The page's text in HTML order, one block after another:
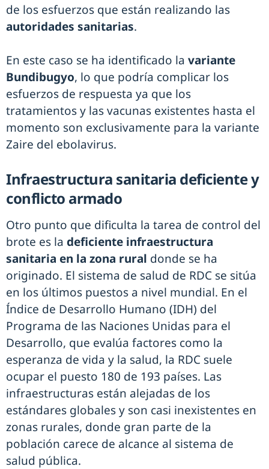
de los esfuerzos que están realizando las
autoridades sanitarias.
En este caso se ha identificado la variante
Bundibugyo, lo que podría complicar los
esfuerzos de respuesta ya que los
tratamientos y las vacunas existentes hasta el
momento son exclusivamente para la variante
Zaire del ebolavirus.
Infraestructura sanitaria deficiente y
conflicto armado
Otro punto que dificulta la tarea de control del
brote es la deficiente infraestructura
sanitaria en la zona rural donde se ha
originado. El sistema de salud de RDC se sitúa
en los últimos puestos a nivel mundial. En el
Índice de Desarrollo Humano (IDH) del
Programa de las Naciones Unidas para el
Desarrollo, que evalúa factores como la
esperanza de vida y la salud, la RDC suele
ocupar el puesto 180 de 193 países. Las
infraestructuras están alejadas de los
estándares globales y son casi inexistentes en
zonas rurales, donde gran parte de la
población carece de alcance al sistema de
salud pública.